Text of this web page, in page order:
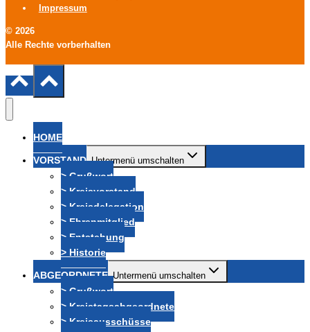
Impressum
© 2026
Alle Rechte vorberhalten
HOME
VORSTAND Untermenü umschalten
> Grußwort
> Kreisvorstand
> Kreisdelegation
> Ehrenmitglied
> Entstehung
> Historie
ABGEORDNETE Untermenü umschalten
> Grußwort
> Kreistagsabgeordnete
> Kreisausschüsse